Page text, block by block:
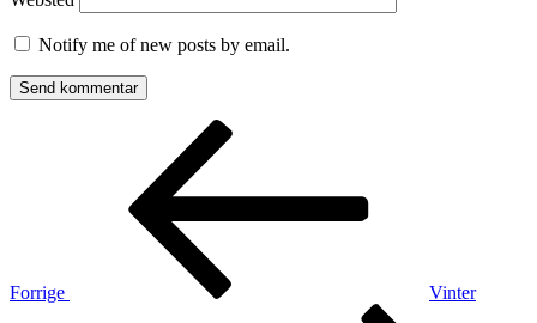
Notify me of new posts by email.
Indlægsnavigation
Forrige
Vinter